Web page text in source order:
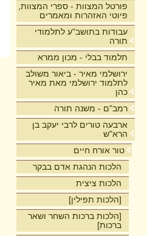
פורטל המצוות - ספרי המצוות,
פיוטי האזהרות ומאמרים
עבודות בתושב"ע לתלמודי
תורה
תלמוד בבלי - מכון ממרא
ירושלמי מאיר - ביאור משולב
לתלמוד ירושלמי מאת מאיר
כהן
רמב"ם - משנה תורה
ארבעה טורים לרבי יעקב בן
הרא"ש
טור אורח חיים
הלכות הנהגת אדם בבקר
הלכות ציצית
[הלכות תפילין]
[הלכות ברכות השחר ושאר
ברכות]